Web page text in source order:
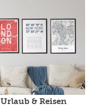
Urlaub & Reisen